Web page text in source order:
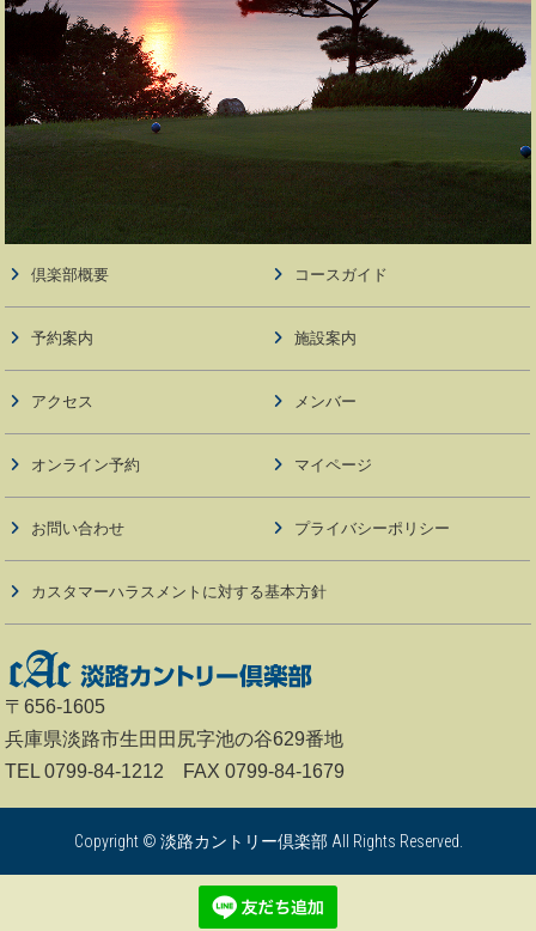
倶楽部概要 コースガイド
予約案内 施設案内
アクセス メンバー
オンライン予約 マイページ
お問い合わせ プライバシーポリシー
カスタマーハラスメントに対する基本方針
〒656-1605
兵庫県淡路市生田田尻字池の谷629番地
TEL 0799-84-1212 FAX 0799-84-1679
Copyright © 淡路カントリー倶楽部 All Rights Reserved.